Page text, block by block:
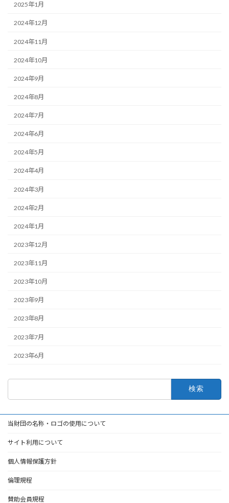
2025年1月
2024年12月
2024年11月
2024年10月
2024年9月
2024年8月
2024年7月
2024年6月
2024年5月
2024年4月
2024年3月
2024年2月
2024年1月
2023年12月
2023年11月
2023年10月
2023年9月
2023年8月
2023年7月
2023年6月
当財団の名称・ロゴの使用について
サイト利用について
個人情報保護方針
倫理規程
賛助会員規程